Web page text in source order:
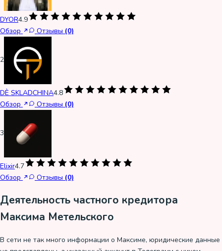
DYOR4.9
Обзор
Отзывы (0)
2
DÈ SKLADCHINA4.8
Обзор
Отзывы (0)
3
Elixir4.7
Обзор
Отзывы (0)
Деятельность частного кредитора
Максима Метельского
В сети не так много информации о Максиме, юридические данные